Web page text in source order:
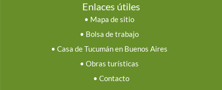
Enlaces útiles
• Mapa de sitio
• Bolsa de trabajo
• Casa de Tucumán en Buenos Aires
• Obras turísticas
• Contacto